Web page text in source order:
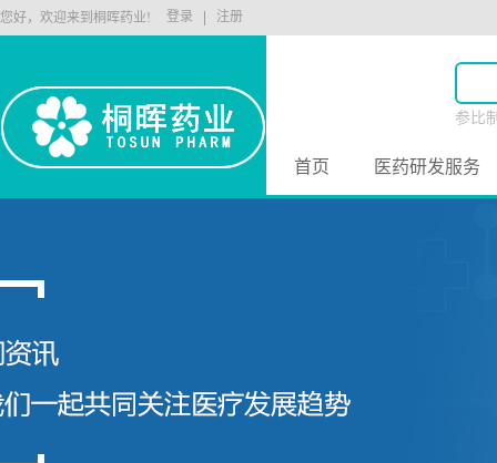
您好，欢迎来到桐晖药业! 注册
登录
参比
首页 医药研发服务